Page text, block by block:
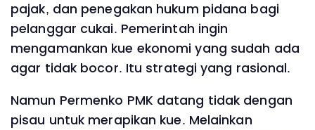
pajak, dan penegakan hukum pidana bagi
pelanggar cukai. Pemerintah ingin
mengamankan kue ekonomi yang sudah ada
agar tidak bocor. Itu strategi yang rasional.
Namun Permenko PMK datang tidak dengan
pisau untuk merapikan kue. Melainkan